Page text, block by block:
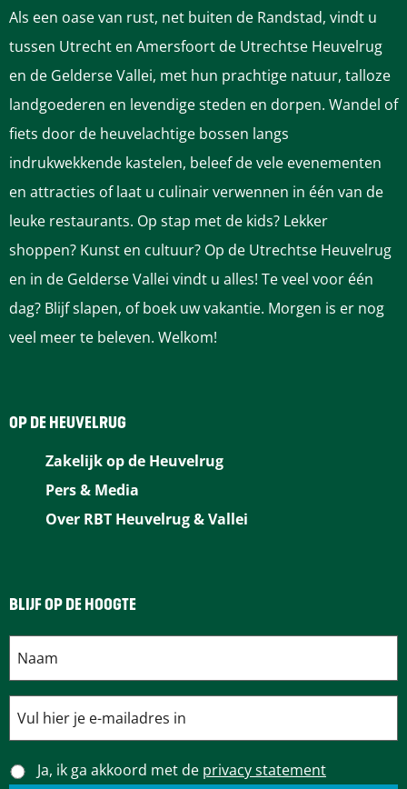
z
e
p
a
g
i
n
a
o
p
F
a
b
z
e
p
a
g
i
n
a
o
p
P
i
e
z
e
p
a
g
i
n
a
o
p
L
i
e
I
z
e
p
a
g
i
n
a
o
p
e
-
z
e
p
a
g
i
n
a
o
p
W
h
Als een oase van rust, net buiten de Randstad, vindt u
tussen Utrecht en Amersfoort de Utrechtse Heuvelrug
en de Gelderse Vallei, met hun prachtige natuur, talloze
landgoederen en levendige steden en dorpen. Wandel of
fiets door de heuvelachtige bossen langs
indrukwekkende kastelen, beleef de vele evenementen
en attracties of laat u culinair verwennen in één van de
leuke restaurants. Op stap met de kids? Lekker
shoppen? Kunst en cultuur? Op de Utrechtse Heuvelrug
en in de Gelderse Vallei vindt u alles! Te veel voor één
dag? Blijf slapen, of boek uw vakantie. Morgen is er nog
veel meer te beleven. Welkom!
OP DE HEUVELRUG
Zakelijk op de Heuvelrug
Pers & Media
Over RBT Heuvelrug & Vallei
BLIJF OP DE HOOGTE
Ja, ik ga akkoord met de privacy statement